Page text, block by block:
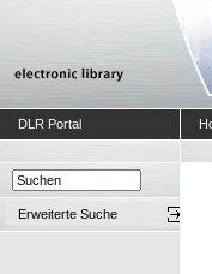
DLR Portal
Erweiterte Suche